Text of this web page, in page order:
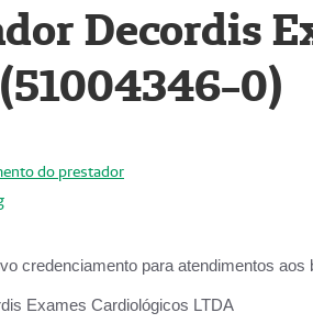
Decordis
0)
do prestador
credenciamento para atendimentos aos
Exames Cardiológicos LTDA